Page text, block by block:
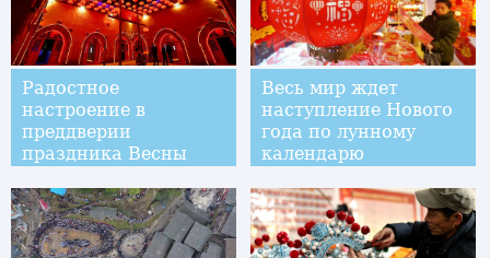
Радостное
настроение в
преддверии
праздника Весны
Весь мир ждет
наступление Нового
года по лунному
календарю